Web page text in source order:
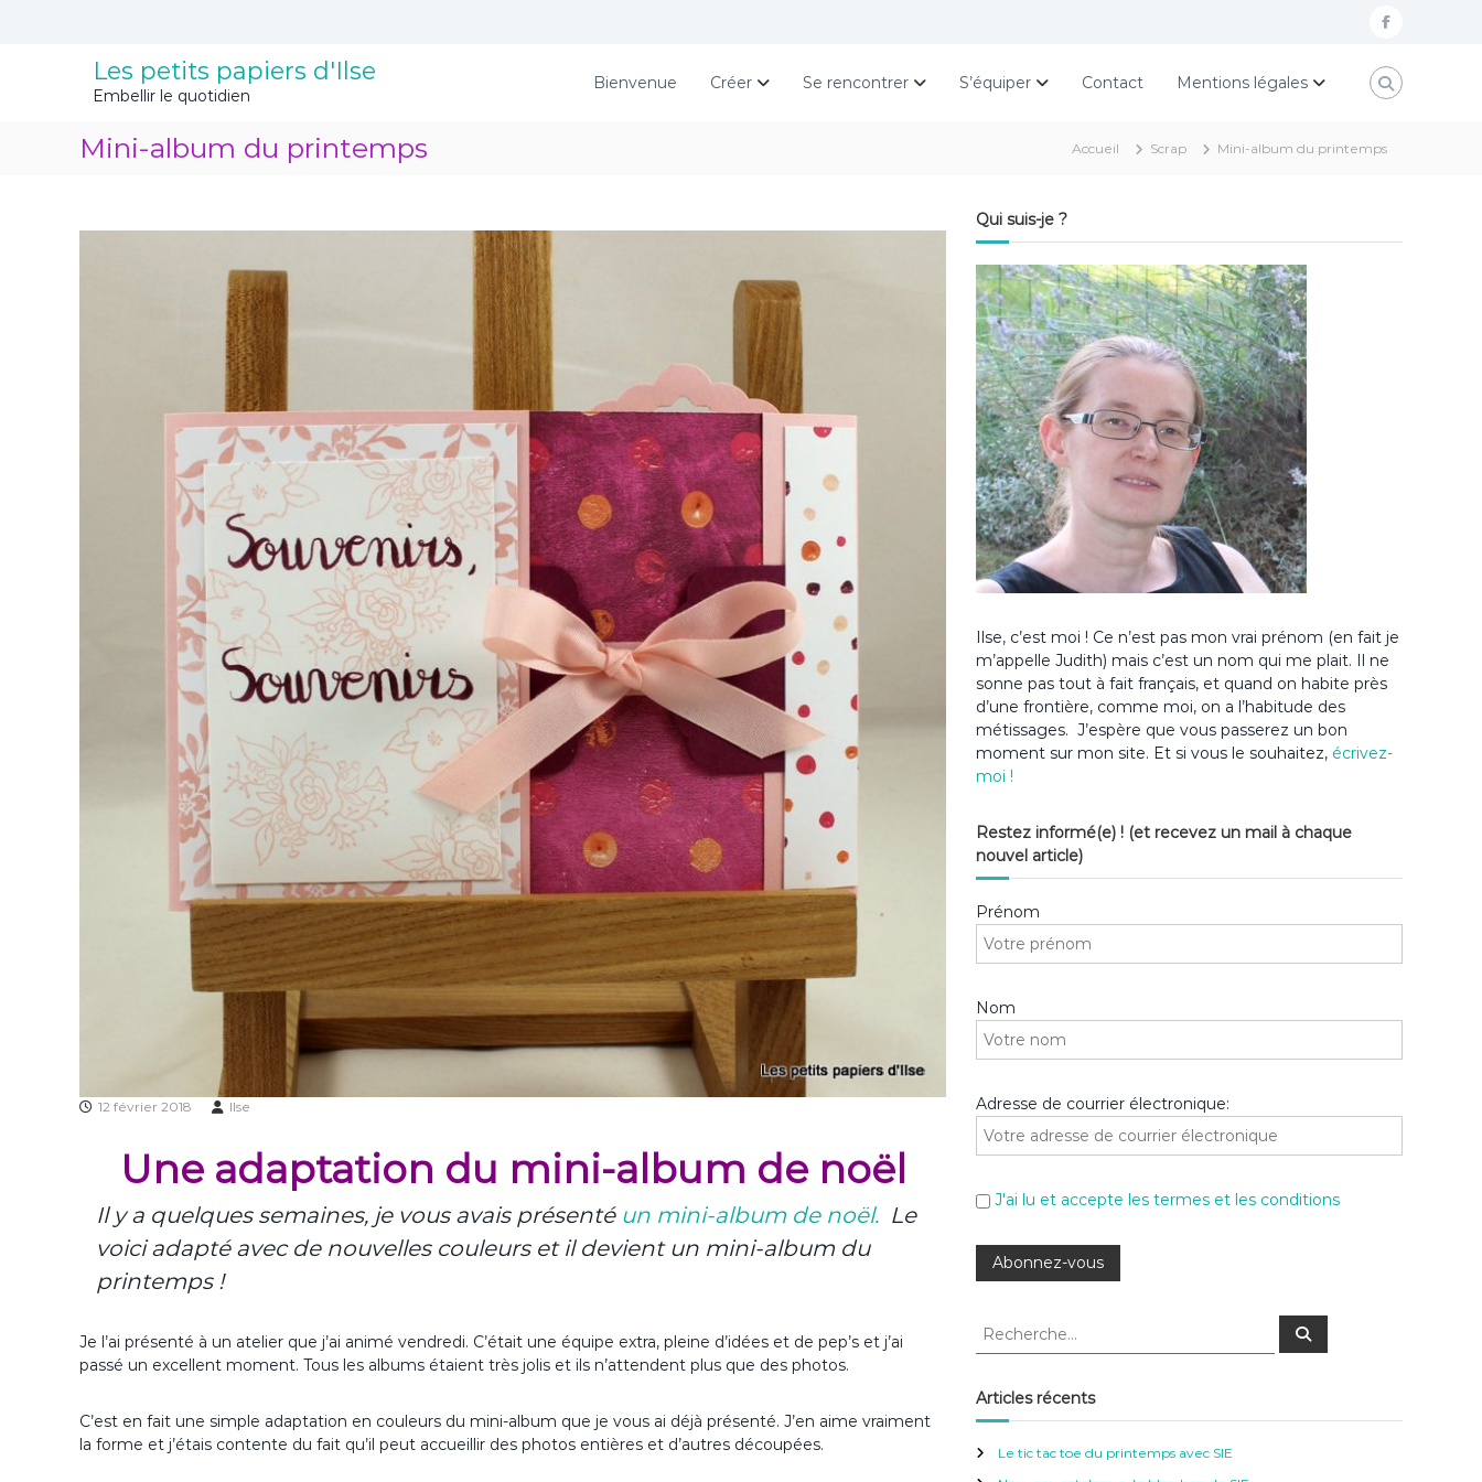
f
c
Les petits papiers d'Ilse
Embellir le quotidien
Bienvenue Créer Se rencontrer S’équiper Contact Mentions légales
Mini-album du printemps Accueil Scrap Mini-album du printemps
12 février 2018 Ilse
Une adaptation du mini-album de noël
Il y a quelques semaines, je vous avais présenté un mini-album de noël. Le
voici adapté avec de nouvelles couleurs et il devient un mini-album du
printemps !
Je l’ai présenté à un atelier que j’ai animé vendredi. C’était une équipe extra, pleine d’idées et de pep’s et j’ai
passé un excellent moment. Tous les albums étaient très jolis et ils n’attendent plus que des photos.
C’est en fait une simple adaptation en couleurs du mini-album que je vous ai déjà présenté. J’en aime vraiment
la forme et j’étais contente du fait qu’il peut accueillir des photos entières et d’autres découpées.
Qui suis-je ?
Ilse, c’est moi ! Ce n’est pas mon vrai prénom (en fait je
m’appelle Judith) mais c’est un nom qui me plait. Il ne
sonne pas tout à fait français, et quand on habite près
d’une frontière, comme moi, on a l’habitude des
métissages. J’espère que vous passerez un bon
moment sur mon site. Et si vous le souhaitez, écrivez-
moi !
Restez informé(e) ! (et recevez un mail à chaque
nouvel article)
Prénom
Nom
Adresse de courrier électronique:
J'ai lu et accepte les termes et les conditions
R
h
e
c
R
c
Articles récents
Le tic tac toe du printemps avec SIE